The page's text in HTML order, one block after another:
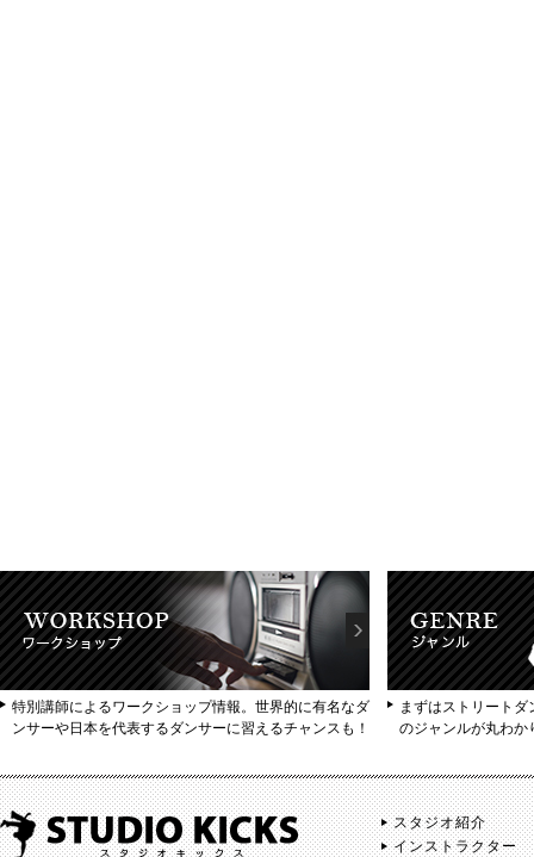
特別講師によるワークショップ情報。世界的に有名なダ
ンサーや日本を代表するダンサーに習えるチャンスも！
まずはストリート
のジャンルが丸わか
スタジオ紹介
インストラクター